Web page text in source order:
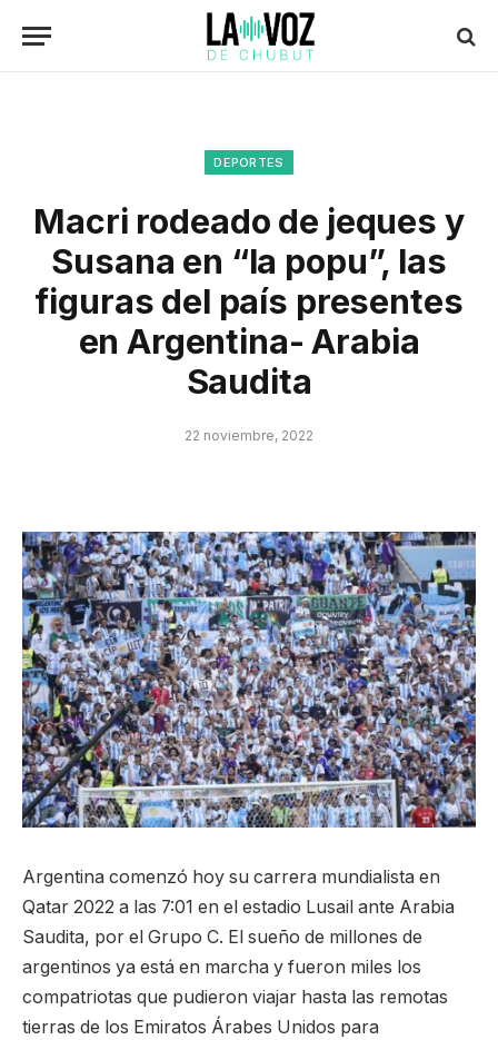
DEPORTES
Macri rodeado de jeques y
Susana en “la popu”, las
figuras del país presentes
en Argentina- Arabia
Saudita
22 noviembre, 2022
Argentina comenzó hoy su carrera mundialista en
Qatar 2022 a las 7:01 en el estadio Lusail ante Arabia
Saudita, por el Grupo C. El sueño de millones de
argentinos ya está en marcha y fueron miles los
compatriotas que pudieron viajar hasta las remotas
tierras de los Emiratos Árabes Unidos para